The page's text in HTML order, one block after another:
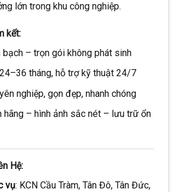
lớn trong khu công nghiệp.
kết:
bạch – trọn gói không phát sinh
tháng, hỗ trợ kỹ thuật 24/7
nghiệp, gọn đẹp, nhanh chóng
hãng – hình ảnh sắc nét – lưu trữ ổn
Hệ:
vụ: KCN Cầu Tràm, Tân Đô, Tân Đức,